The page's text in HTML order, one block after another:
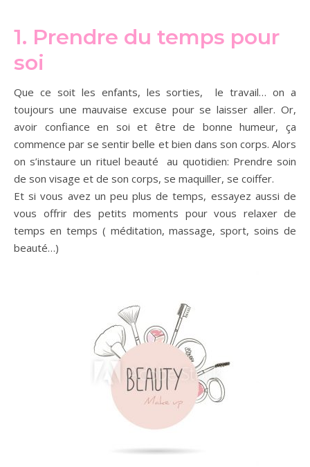
1. Prendre du temps pour
soi
Que ce soit les enfants, les sorties, le travail… on a
toujours une mauvaise excuse pour se laisser aller. Or,
avoir confiance en soi et être de bonne humeur, ça
commence par se sentir belle et bien dans son corps. Alors
on s’instaure un rituel beauté au quotidien: Prendre soin
de son visage et de son corps, se maquiller, se coiffer.
Et si vous avez un peu plus de temps, essayez aussi de
vous offrir des petits moments pour vous relaxer de
temps en temps ( méditation, massage, sport, soins de
beauté…)